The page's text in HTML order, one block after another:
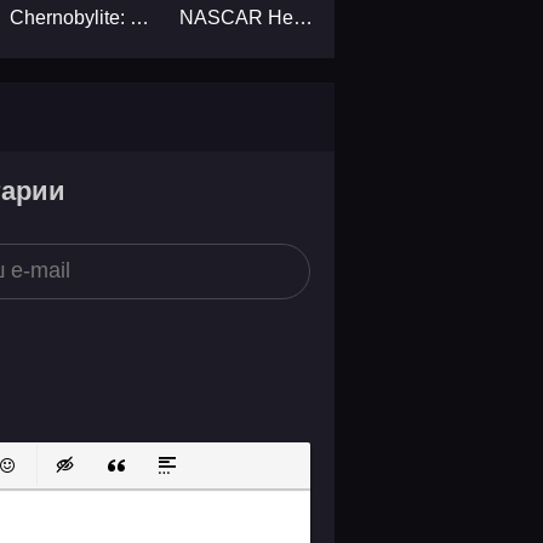
Chernobylite: Complete Edition... NASCAR Heat 4 - Gold Edition...
список
ссылкузащищенную ссылку
Вставить смайлик
Вставка скрытого текста
Вставка цитаты
Вставка спойлера